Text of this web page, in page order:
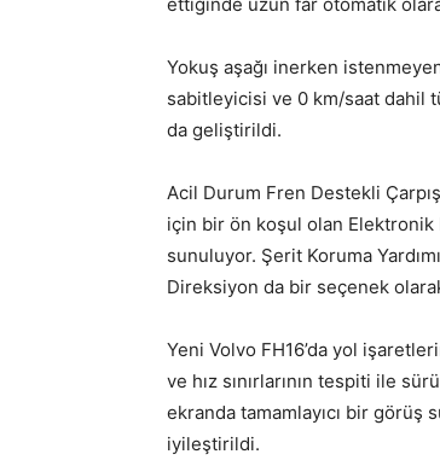
Yokuş aşağı inerken
sabitleyicisi ve 0 km/saat dahil
da geliştirildi.
Acil Durum Fren Destekli
için bir ön koşul olan Elektronik
sunuluyor. Şerit Koruma
Direksiyon da bir seçenek
Yeni Volvo FH16’da yol
ve hız sınırlarının tespiti ile
ekranda tamamlayıcı bir görüş
iyileştirildi.